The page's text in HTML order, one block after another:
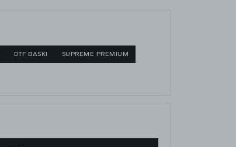
DTF BASKI SUPREME PREMIUM